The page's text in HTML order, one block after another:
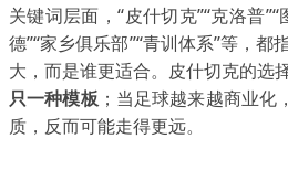
关键词层面，“皮什切克”“克洛普”“
德”“家乡俱乐部”“青训体系”等，
大，而是谁更适合。皮什切克的选
只一种模板 ；当足球越来越商业
质，反而可能走得更远。